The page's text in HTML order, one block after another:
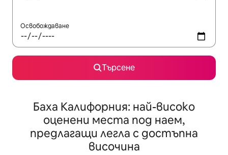
Освобождаване
Търсене
Баха Калифорния: най-високо
оценени места под наем,
предлагащи легла с достъпна
височина